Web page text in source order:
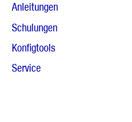
Anleitungen
Schulungen
Konfigtools
Service